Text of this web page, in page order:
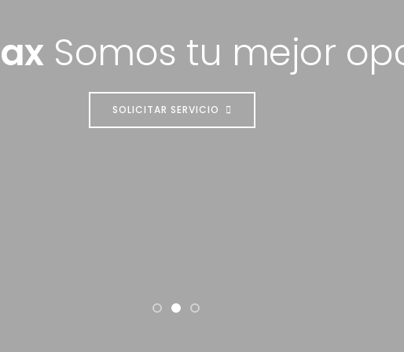
Somos tu mejor
SOLICITAR SERVICIO